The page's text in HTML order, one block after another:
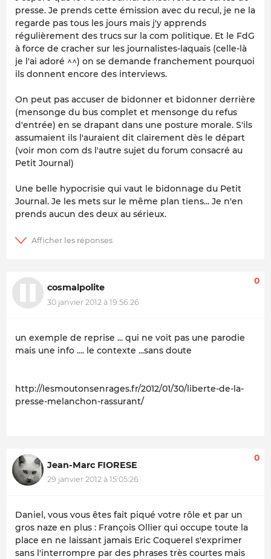
presse. Je prends cette émission avec du recul, je ne la
regarde pas tous les jours mais j'y apprends
régulièrement des trucs sur la com politique. Et le FdG
à force de cracher sur les journalistes-laquais (celle-là
je l'ai adoré ^^) on se demande franchement pourquoi
ils donnent encore des interviews.
On peut pas accuser de bidonner et bidonner derrière
(mensonge du bus complet et mensonge du refus
d'entrée) en se drapant dans une posture morale. S'ils
assumaient ils l'auraient dit clairement dès le départ
(voir mon com ds l'autre sujet du forum consacré au
Petit Journal)
Une belle hypocrisie qui vaut le bidonnage du Petit
Journal. Je les mets sur le même plan tiens... Je n'en
prends aucun des deux au sérieux.
cosmalpolite
30 janvier 2012 à 19:56:26
0
un exemple de reprise ... qui ne voit pas une parodie
mais une info .... le contexte ...sans doute
http://lesmoutonsenrages.fr/2012/01/30/liberte-de-la-
presse-melanchon-rassurant/
Jean-Marc FIORESE
29 janvier 2012 à 15:05:26
0
Daniel, vous vous êtes fait piqué votre rôle et par un
gros naze en plus : François Ollier qui occupe toute la
place en ne laissant jamais Eric Coquerel s'exprimer
sans l'interrompre par des phrases très courtes mais